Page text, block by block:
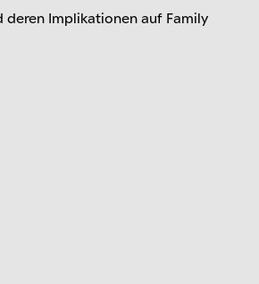
Implikationen auf Family